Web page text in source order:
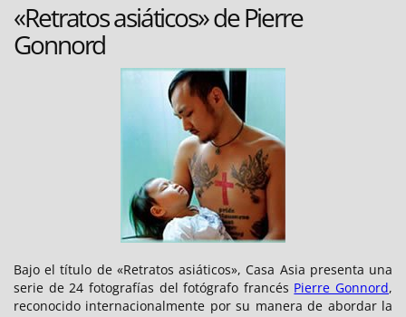
Morell»
«Retratos asiáticos» de Pierre
Gonnord
Bajo el título de «Retratos asiáticos», Casa Asia presenta una
serie de 24 fotografías del fotógrafo francés Pierre Gonnord,
reconocido internacionalmente por su manera de abordar la